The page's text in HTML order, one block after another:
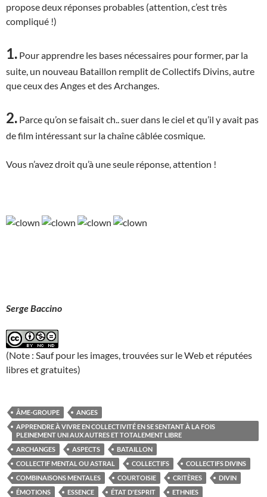
propose deux réponses probables (attention, c’est très
compliqué !)
1. Pour apprendre les bases nécessaires pour former, par la
suite, un nouveau Bataillon remplit de Collectifs Divins, autre
que ceux des Anges et des Archanges.
2. Parce qu’on se faisait ch.. suer dans le ciel et qu’il y avait pas
de film intéressant sur la chaîne câblée cosmique.
Vous n’avez droit qu’à une seule réponse, attention !
Serge Baccino
(Note : Sauf pour les images, trouvées sur le Web et réputées
libres et gratuites)
ÂME-GROUPE
ANGES
APPRENDRE À VIVRE EN COLLECTIVITÉ EN SE SENTANT À LA FOIS
PLEINEMENT UNI AUX AUTRES ET TOTALEMENT LIBRE
ARCHANGES
ASPECTS
BATAILLON
COLLECTIF MENTAL OU ASTRAL
COLLECTIFS
COLLECTIFS DIVINS
COMBINAISONS MENTALES
COURTOISIE CRITÈRES
DIVIN
ÉMOTIONS
ESSENCE ÉTAT D'ESPRIT ETHNIES